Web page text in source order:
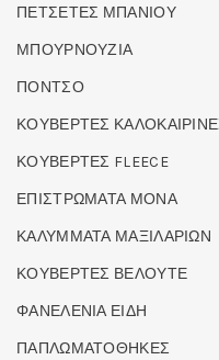
ΠΕΤΣΕΤΕΣ ΜΠΑΝΙΟΥ
ΜΠΟΥΡΝΟΥΖΙΑ
ΠΟΝΤΣΟ
ΚΟΥΒΕΡΤΕΣ
ΚΟΥΒΕΡΤΕΣ FLEECE
ΕΠΙΣΤΡΩΜΑΤΑ ΜΟΝΑ
ΚΑΛΥΜΜΑΤΑ ΜΑΞΙΛΑΡΙΩΝ
ΚΟΥΒΕΡΤΕΣ ΒΕΛΟΥΤΕ
ΦΑΝΕΛΕΝΙΑ ΕΙΔΗ
ΠΑΠΛΩΜΑΤΟΘΗΚΕΣ